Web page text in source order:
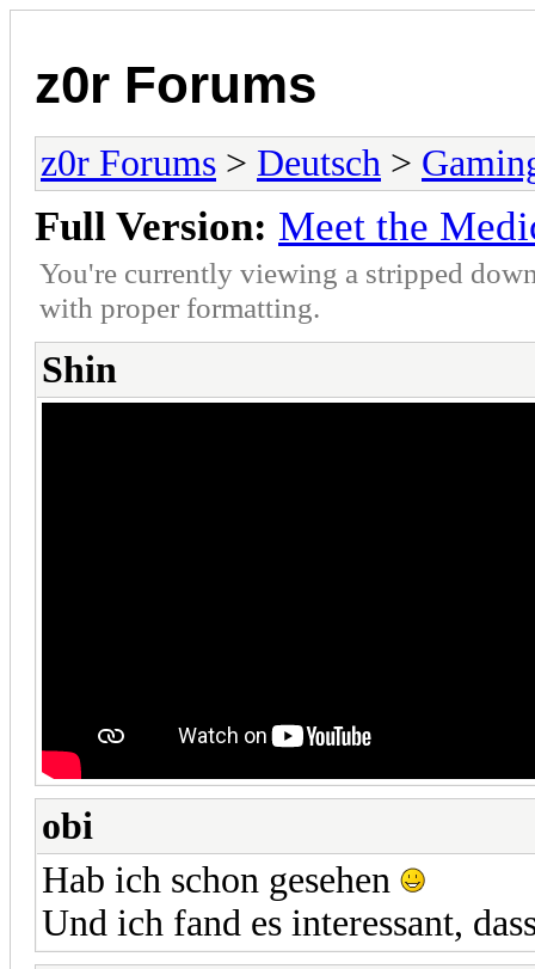
z0r Forums
z0r Forums > Deutsch >
Full Version: Meet the
You're currently viewing a stripped
with proper formatting.
Shin
obi
Hab ich schon gesehen
Und ich fand es interessant,